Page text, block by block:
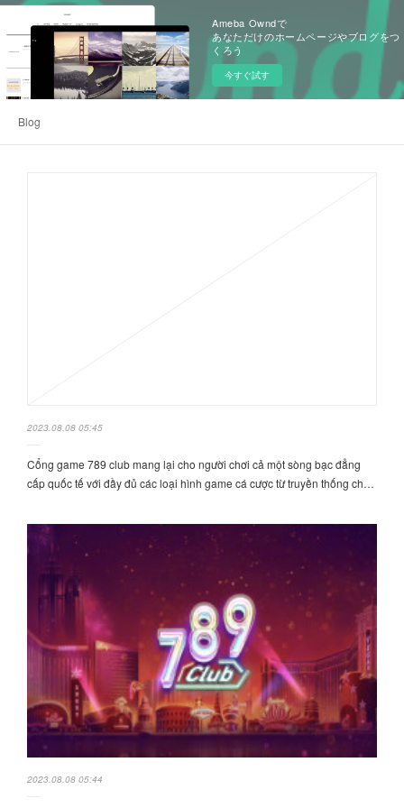
Ameba Owndで
あなただけのホームページやブログをつ
くろう
今すぐ試す
Blog
2023.08.08 05:45
Cổng game 789 club mang lại cho người chơi cả một sòng bạc đẳng
cấp quốc tế với đầy đủ các loại hình game cá cược từ truyền thống ch…
2023.08.08 05:44